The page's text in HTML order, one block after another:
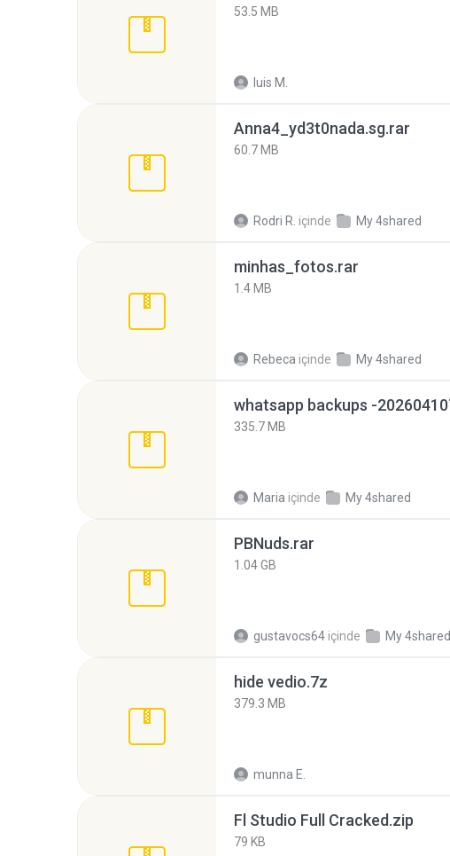
53.5 MB
luis M.
Anna4_yd3t0nada.sg.rar
60.7 MB
Rodri R. içinde My 4shared
minhas_fotos.rar
1.4 MB
Rebeca içinde My 4shared
335.7 MB
Maria içinde My 4shared
PBNuds.rar
1.04 GB
gustavocs64 içinde My 4shared
hide vedio.7z
379.3 MB
munna E.
Fl Studio Full Cracked.zip
79 KB